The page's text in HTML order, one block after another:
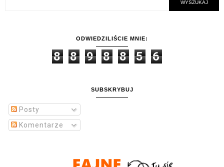
ODWIEDZILIŚCIE MNIE:
8 8 9 8 8 5 6
SUBSKRYBUJ
Posty
Komentarze